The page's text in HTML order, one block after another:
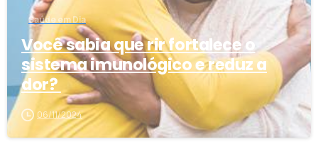
Saúde em Dia
Você sabia que rir fortalece o
sistema imunológico e reduz a
dor?
06/11/2024